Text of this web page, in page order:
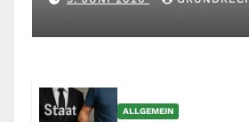
muss sich selbst
ALLGEMEIN